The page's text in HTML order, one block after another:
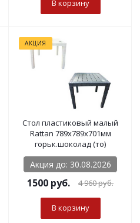
В корзину
АКЦИЯ
Стол пластиковый малый
Rattan 789х789х701мм
горьк.шоколад (то)
Акция до: 30.08.2026
1500 руб. 4 960руб.
В корзину